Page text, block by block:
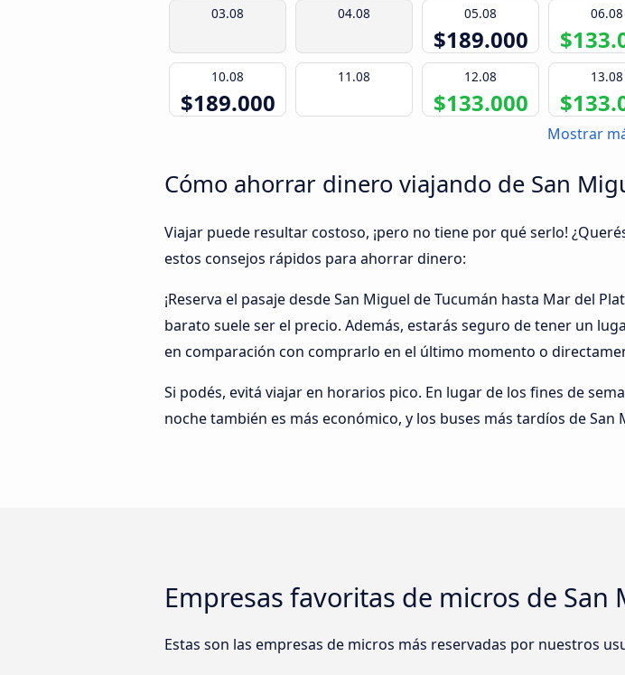
03.08 04.08 05.08
$189.000
06.08
10.08
$189.000
11.08 12.08
$133.000
13.08
Mostrar
Cómo ahorrar dinero viajando de San
Viajar puede resultar costoso, ¡pero no tiene por qué serlo!
estos consejos rápidos para ahorrar dinero:
¡Reserva el pasaje desde San Miguel de Tucumán hasta Mar del
barato suele ser el precio. Además, estarás seguro de tener un
en comparación con comprarlo en el último momento o
Si podés, evitá viajar en horarios pico. En lugar de los fines de
noche también es más económico, y los buses más tardíos de
Empresas favoritas de micros de
Estas son las empresas de micros más reservadas por nuestros